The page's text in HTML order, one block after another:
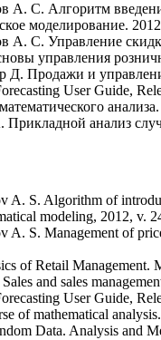
А. С. Алгоритм
моделирование.
А. С. Управление
управления
Д. Продажи и
User Guide,
Прикладной анализ
A. S. Algorithm of
modeling, 2012, v.
A. S. Management of
of Retail Management.
and sales
User Guide,
of mathematical
Data. Analysis and